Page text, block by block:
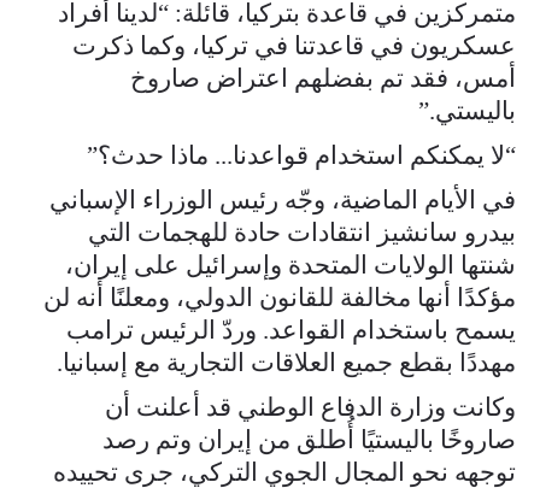
متمركزين في قاعدة بتركيا، قائلة: “لدينا أفراد
عسكريون في قاعدتنا في تركيا، وكما ذكرت
أمس، فقد تم بفضلهم اعتراض صاروخ
باليستي.”
“لا يمكنكم استخدام قواعدنا... ماذا حدث؟”
في الأيام الماضية، وجّه رئيس الوزراء الإسباني
بيدرو سانشيز انتقادات حادة للهجمات التي
شنتها الولايات المتحدة وإسرائيل على إيران،
مؤكدًا أنها مخالفة للقانون الدولي، ومعلنًا أنه لن
يسمح باستخدام القواعد. وردّ الرئيس ترامب
مهددًا بقطع جميع العلاقات التجارية مع إسبانيا.
وكانت وزارة الدفاع الوطني قد أعلنت أن
صاروخًا باليستيًا أُطلق من إيران وتم رصد
توجهه نحو المجال الجوي التركي، جرى تحييده